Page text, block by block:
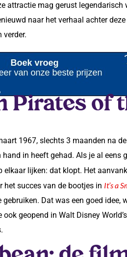
attractie mag gerust legendarisch
naar het verhaal achter
verder.
Pirates of
1967, slechts 3 maanden na
in heeft gehad. Als je al eens
elkaar lijken: dat klopt. Het
het succes van de bootjes in It’s a
gebruiken. Dat was een goed idee,
geopend in Walt Disney